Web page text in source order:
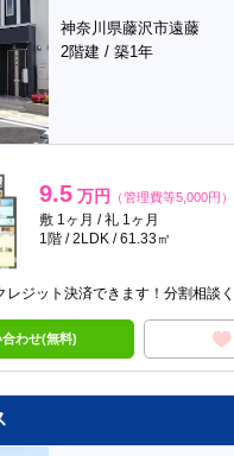
神奈川県藤沢市遠藤
2階建 / 築1年
9.5 万円 （管理費等5,000円）
敷 1ヶ月 / 礼 1ヶ月
1階 / 2LDK / 61.33㎡
レジット決済できます！分割相談く
合わせ(無料)